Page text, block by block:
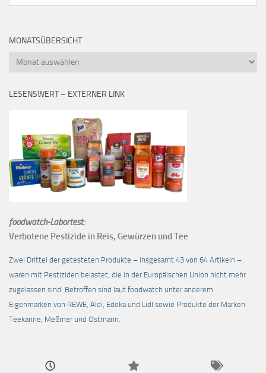
MONATSÜBERSICHT
Monatsübersicht
LESENSWERT – EXTERNER LINK
foodwatch-Labortest:
Verbotene Pestizide in Reis, Gewürzen und Tee
Zwei Drittel der getesteten Produkte – insgesamt 43 von 64 Artikeln –
waren mit Pestiziden belastet, die in der Europäischen Union nicht mehr
zugelassen sind. Betroffen sind laut foodwatch unter anderem
Eigenmarken von REWE, Aldi, Edeka und Lidl sowie Produkte der Marken
Teekanne, Meßmer und Ostmann.